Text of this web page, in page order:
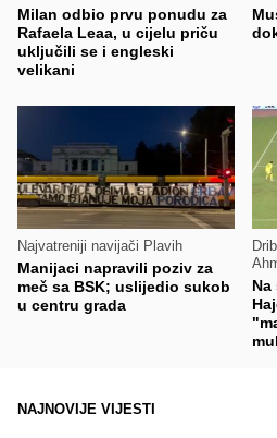
Milan odbio prvu ponudu za
Rafaela Leaa, u cijelu priču
uključili se i engleski
velikani
Najvatreniji navijači Plavih
Manijaci napravili poziv za
meč sa BSK; uslijedio sukob
u centru grada
Na
NAJNOVIJE VIJESTI